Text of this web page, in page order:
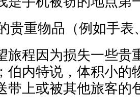
重物品（例如手表
程因为损失一些贵
伯内特说，体积小的
带上或被其他旅客的